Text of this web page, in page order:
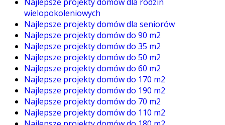
wielopokoleniowych
Najlepsze projekty domów dla seniorów
Najlepsze projekty domów do 90 m2
Najlepsze projekty domów do 35 m2
Najlepsze projekty domów do 50 m2
Najlepsze projekty domów do 60 m2
Najlepsze projekty domów do 170 m2
Najlepsze projekty domów do 190 m2
Najlepsze projekty domów do 70 m2
Najlepsze projekty domów do 110 m2